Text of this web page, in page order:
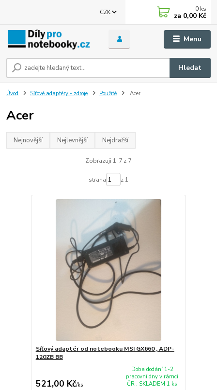
Menu
CZK
Hledat
0 ks
za 0,00 Kč
Úvod Síťové adaptéry - zdroje Použité Acer
Acer
Nejnovější Nejlevnější Nejdražší
Zobrazuji 1-7 z 7
strana z 1
Síťový adaptér od notebooku MSI GX660 , ADP-
120ZB BB
521,00 Kč/ks
Doba dodání 1-2
pracovní dny v rámci
ČR , SKLADEM 1 ks